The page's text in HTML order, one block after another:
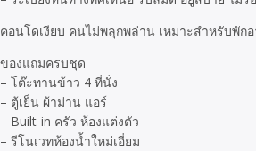
คอนโดเงียบ คนไม่พลุกพล่าน เหมาะสำหรับพักอ
ของแถมครบชุด
– โต๊ะทานข้าว 4 ที่นั่ง
– ตู้เย็น ผ้าม่าน แอร์
– Built-in ครัว ห้องแต่งตัว
– รีโนเวทห้องน้ำใหม่เอี่ยม